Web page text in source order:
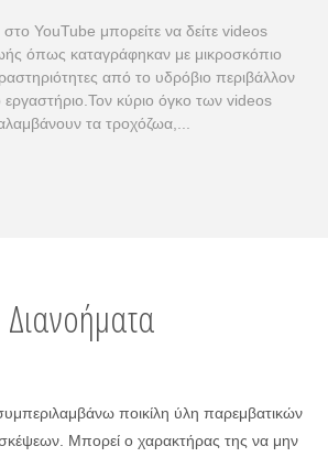
YouTube μπορείτε να δείτε videos
όπως καταγράφηκαν με μικροσκόπιο
από το υδρόβιο περιβάλλον
κύριο όγκο των videos
τα τροχόζωα,...
Διανοήματα
ποικίλη ύλη παρεμβατικών
σκέψεων. Μπορεί ο χαρακτήρας της να μην